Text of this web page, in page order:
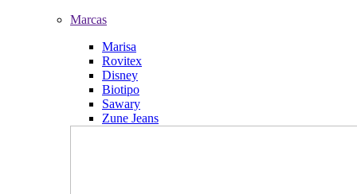
Marcas
Marisa
Rovitex
Disney
Biotipo
Sawary
Zune Jeans